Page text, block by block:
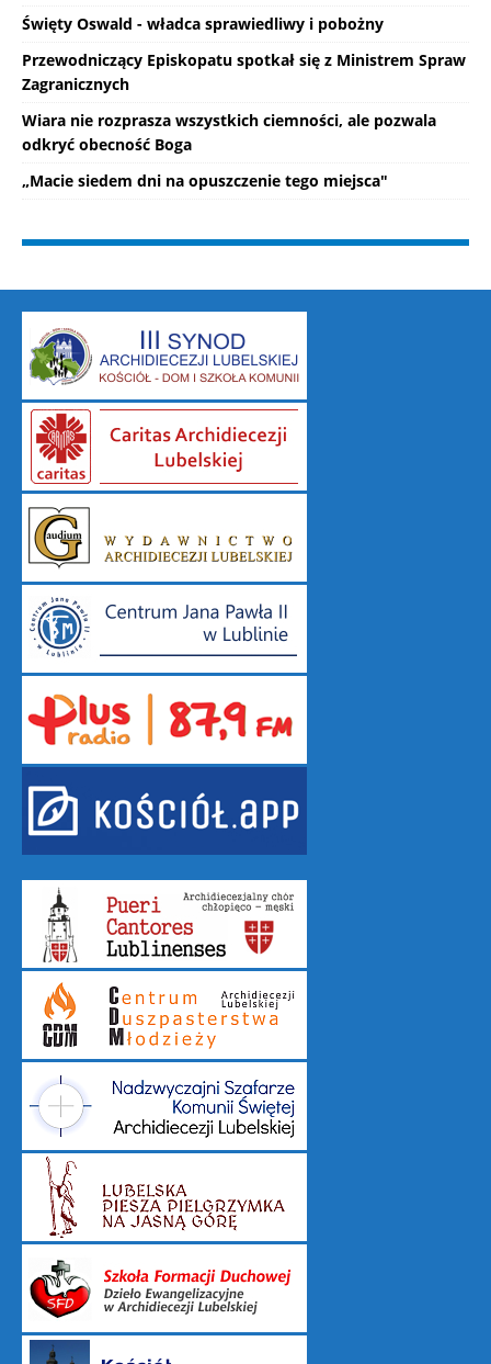
Święty Oswald - władca sprawiedliwy i pobożny
Przewodniczący Episkopatu spotkał się z Ministrem Spraw
Zagranicznych
Wiara nie rozprasza wszystkich ciemności, ale pozwala
odkryć obecność Boga
„Macie siedem dni na opuszczenie tego miejsca"